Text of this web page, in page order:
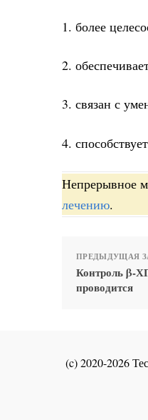
1. более
2.
3. связан с
4.
Непрерывное
лечению.
ПРЕДЫДУЩАЯ
Контроль β-
проводится
(c) 2020-2026